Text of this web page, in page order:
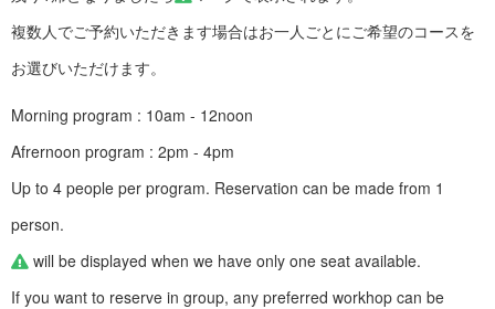
複数人でご予約いただきます場合はお一人ごとにご希望のコースを
お選びいただけます。
Morning program : 10am - 12noon
Afrernoon program : 2pm - 4pm
Up to 4 people per program. Reservation can be made from 1
person.
will be displayed when we have only one seat available.
If you want to reserve in group, any preferred workhop can be